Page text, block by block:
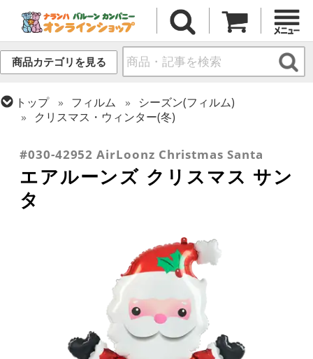
商品カテゴリを見る
トップ フィルム
シーズン(フィルム)
クリスマス・ウィンター(冬)
エアー・スタンディング(空気自立型) バルーン
#030-42952 AirLoonz Christmas Santa
エアルーンズ クリスマス サン
タ